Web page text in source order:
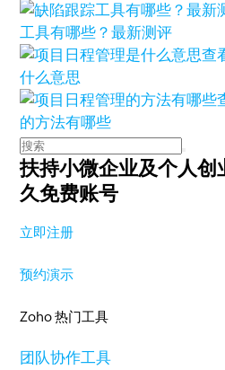
工具有哪些？最新测评
查
什么意思
的方法有哪些
扶持小微企业及个人创
久免费账号
立即注册
预约演示
Zoho 热门工具
团队协作工具